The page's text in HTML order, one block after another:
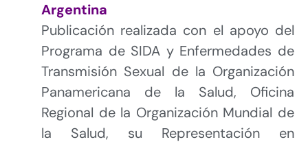
Argentina
Publicación realizada con el apoyo del
Programa de SIDA y Enfermedades de
Transmisión Sexual de la Organización
Panamericana de la Salud, Oficina
Regional de la Organización Mundial de
la Salud, su Representación en